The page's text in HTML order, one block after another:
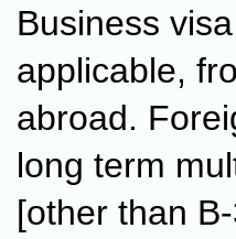
Business
applicable,
abroad.
long term
[other than